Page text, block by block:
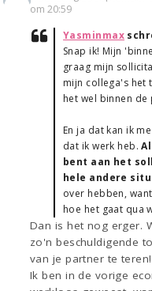
om 20:59
Yasminmax
Snap ik! Mijn
graag mijn
mijn collega's het
het wel binnen de
En ja dat kan ik
dat ik werk heb.
bent aan het
hele andere
over hebben,
hoe het gaat qua
Dan is het nog erger.
zo'n beschuldigende
van je partner te teren!
Ik ben in de vorige